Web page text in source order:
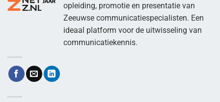
opleiding, promotie en presentatie van
Zeeuwse communicatiespecialisten. Een
ideaal platform voor de uitwisseling van
communicatiekennis.